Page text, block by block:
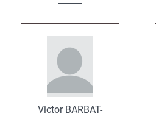
Victor BARBAT-